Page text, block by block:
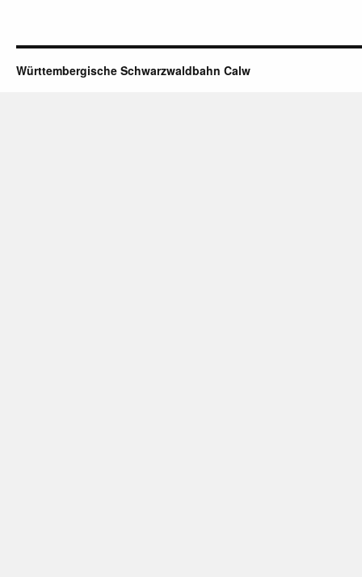
Württembergische Schwarzwaldbahn Calw